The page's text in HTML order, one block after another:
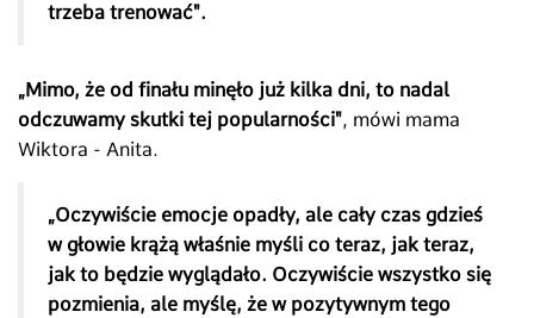
trzeba trenować".
„Mimo, że od finału minęło już kilka dni, to nadal
odczuwamy skutki tej popularności", mówi mama
Wiktora - Anita.
„Oczywiście emocje opadły, ale cały czas gdzieś
w głowie krążą właśnie myśli co teraz, jak teraz,
jak to będzie wyglądało. Oczywiście wszystko się
pozmienia, ale myślę, że w pozytywnym tego